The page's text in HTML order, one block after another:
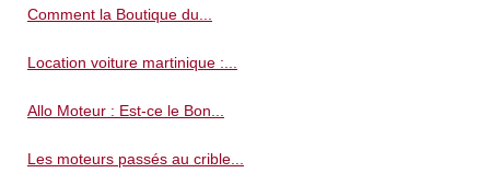
Comment la Boutique du...
Location voiture martinique :...
Allo Moteur : Est-ce le Bon...
Les moteurs passés au crible...